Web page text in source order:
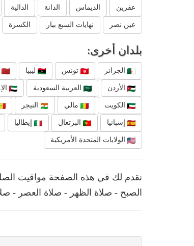
عفرين الديماس الدانة الدالية
عين نصر نهايات السبع بيار الكسرة
بلدان أخرى:
الجزائر تونس ليبيا
الأردن العربية السعودية
الكويت مالي النيجر
إسبانيا البرتغال إيطاليا
الولايات المتحدة الأمريكية
نقدم لك في هذه الصفحة مواقيت
الصبح - صلاة الظهر - صلاة العصر -